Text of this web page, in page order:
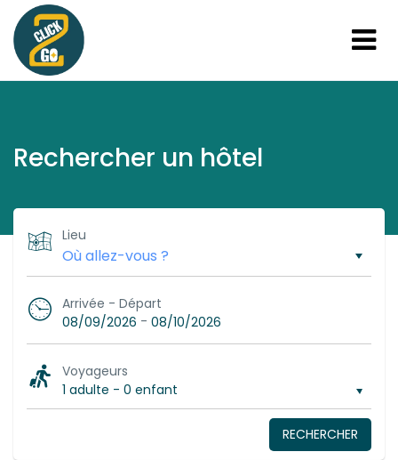
Rechercher un hôtel
Lieu
Arrivée - Départ
08/09/2026 - 08/10/2026
Voyageurs
1 adulte - 0 enfant
RECHERCHER